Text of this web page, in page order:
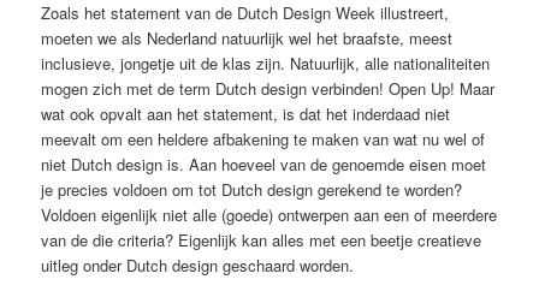
Zoals het statement van de Dutch Design Week illustreert,
moeten we als Nederland natuurlijk wel het braafste, meest
inclusieve, jongetje uit de klas zijn. Natuurlijk, alle nationaliteiten
mogen zich met de term Dutch design verbinden! Open Up! Maar
wat ook opvalt aan het statement, is dat het inderdaad niet
meevalt om een heldere afbakening te maken van wat nu wel of
niet Dutch design is. Aan hoeveel van de genoemde eisen moet
je precies voldoen om tot Dutch design gerekend te worden?
Voldoen eigenlijk niet alle (goede) ontwerpen aan een of meerdere
van de die criteria? Eigenlijk kan alles met een beetje creatieve
uitleg onder Dutch design geschaard worden.